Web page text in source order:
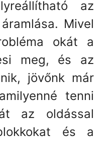
az
Mivel
okát a
meg, és az
jövőnk már
tenni
az oldással
és a